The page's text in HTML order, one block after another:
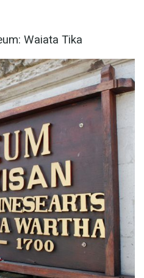
Waiata Tika